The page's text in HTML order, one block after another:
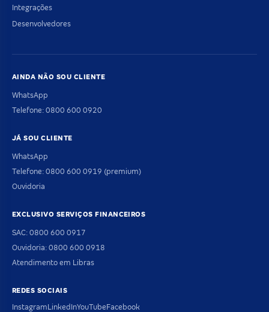
Integrações
Desenvolvedores
AINDA NÃO SOU CLIENTE
WhatsApp
Telefone: 0800 600 0920
JÁ SOU CLIENTE
WhatsApp
Telefone: 0800 600 0919 (premium)
Ouvidoria
EXCLUSIVO SERVIÇOS FINANCEIROS
SAC: 0800 600 0917
Ouvidoria: 0800 600 0918
Atendimento em Libras
REDES SOCIAIS
Instagram LinkedInYouTube Facebook